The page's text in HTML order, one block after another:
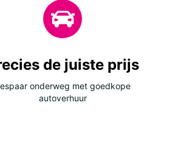
de juiste prijs
onderweg met goedkope
autoverhuur